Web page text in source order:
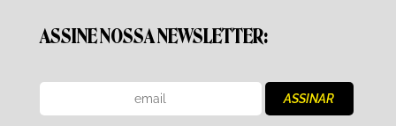
ASSINE NOSSA NEWSLETTER: